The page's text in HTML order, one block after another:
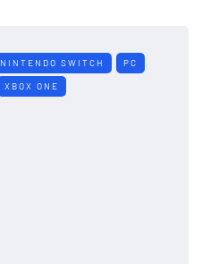
NINTENDO SWITCH PC
XBOX ONE